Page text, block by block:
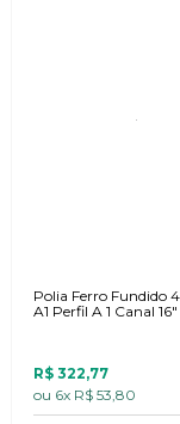
Polia Ferro Fundido
A1 Perfil A 1 Canal
R$ 322,77
ou 6x R$ 53,80